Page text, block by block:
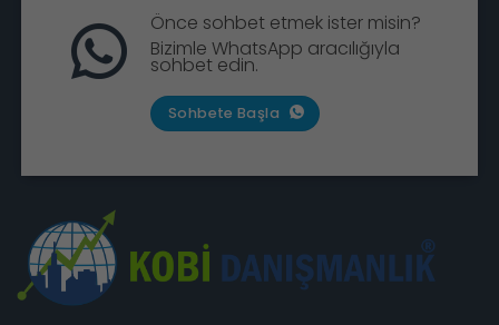
Önce sohbet etmek ister misin?
Bizimle WhatsApp aracılığıyla
sohbet edin.
Sohbete Başla